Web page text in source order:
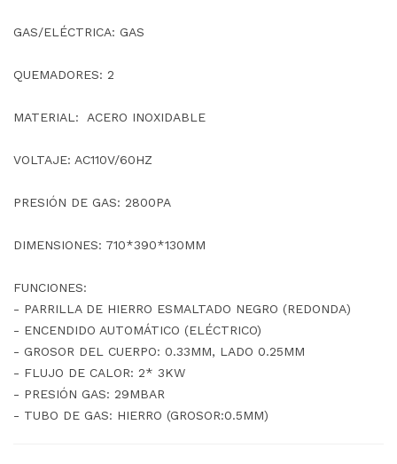
GAS/ELÉCTRICA: GAS
QUEMADORES: 2
MATERIAL: ACERO INOXIDABLE
VOLTAJE: AC110V/60HZ
PRESIÓN DE GAS: 2800PA
DIMENSIONES: 710*390*130MM
FUNCIONES:
- PARRILLA DE HIERRO ESMALTADO NEGRO (REDONDA)
- ENCENDIDO AUTOMÁTICO (ELÉCTRICO)
- GROSOR DEL CUERPO: 0.33MM, LADO 0.25MM
- FLUJO DE CALOR: 2* 3KW
- PRESIÓN GAS: 29MBAR
- TUBO DE GAS: HIERRO (GROSOR:0.5MM)